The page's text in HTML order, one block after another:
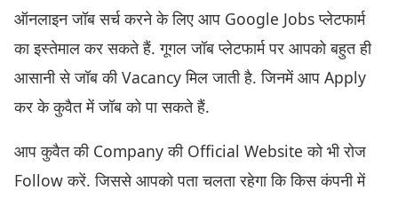
ऑनलाइन जॉब सर्च करने के लिए आप Google Jobs प्लेटफार्म
का इस्तेमाल कर सकते हैं. गूगल जॉब प्लेटफार्म पर आपको बहुत ही
आसानी से जॉब की Vacancy मिल जाती है. जिनमें आप Apply
कर के कुवैत में जॉब को पा सकते हैं.
आप कुवैत की Company की Official Website को भी रोज
Follow करें. जिससे आपको पता चलता रहेगा कि किस कंपनी में